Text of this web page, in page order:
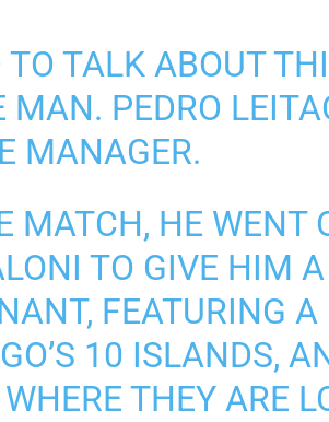
TO TALK ABOUT
MAN. PEDRO
MANAGER.
MATCH, HE WENT
TO GIVE HIM
FEATURING
10 ISLANDS,
THEY ARE